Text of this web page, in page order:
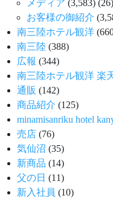
メディア (3,583) (26)
お客様の御紹介
南三陸ホテル観洋
南三陸 (388)
広報 (344)
南三陸ホテル観洋 楽
通販 (142)
商品紹介 (125)
minamisanriku hotel
売店 (76)
気仙沼 (35)
新商品 (14)
父の日 (11)
新入社員 (10)